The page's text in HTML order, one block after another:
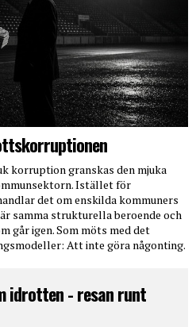
korruption granskas den mjuka
Istället för
det om enskilda kommuners
samma strukturella beroende och
går igen. Som möts med det
Att inte göra någonting.
idrotten - resan runt